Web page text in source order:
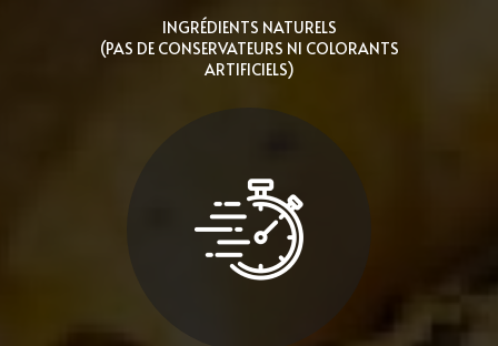
INGRÉDIENTS NATURELS
(PAS DE CONSERVATEURS NI COLORANTS
ARTIFICIELS)